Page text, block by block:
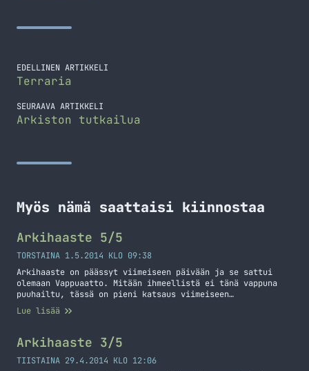
EDELLINEN ARTIKKELI
Terraria
SEURAAVA ARTIKKELI
Arkiston tutkailua
Myös nämä saattaisi kiinnostaa
Arkihaaste 5/5
TORSTAINA 1.5.2014 KLO 09:38
Arkihaaste on päässyt viimeiseen päivään ja se sattui
olemaan Vappuaatto. Mitään ihmeellistä ei tänä vappuna
puuhailtu, tässä on pieni katsaus viimeiseen
arkihaastepäivään. Töitähän sitä piti tehdä ja teinkin
niitä kotoa käsin. Etäpäivässä selkeä etu on se, että
jälkeen piti lähteä kauppahelvettiin. Mukavana
yllätyksenä yksi synttärilahja oli postissa eksynyt…
Jatka lukemista Arkihaaste 5/5
Lue lisää
Arkihaaste 3/5
TIISTAINA 29.4.2014 KLO 12:06